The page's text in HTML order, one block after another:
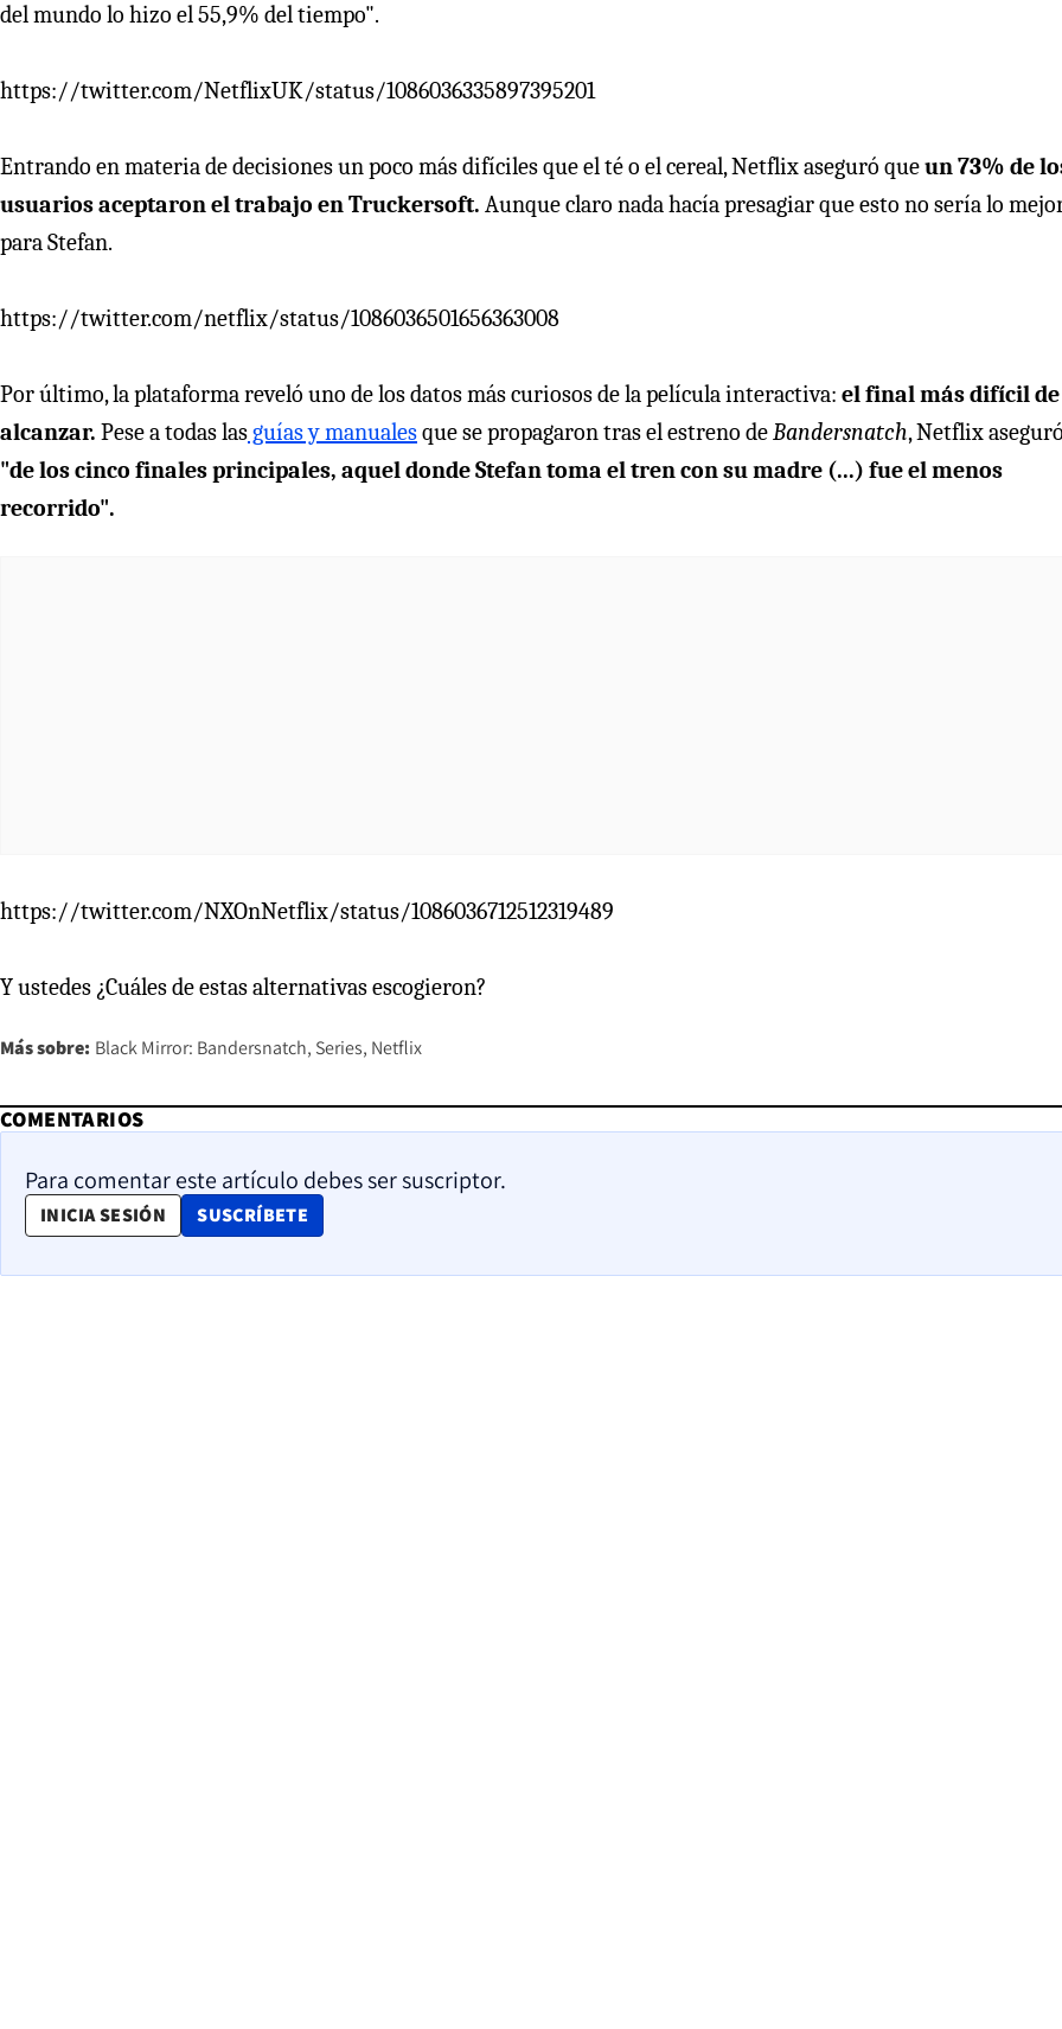
del mundo lo hizo el 55,9% del tiempo".
https://twitter.com/NetflixUK/status/1086036335897395201
Entrando en materia de decisiones un poco más difíciles que el té o el cereal, Netflix aseguró queun 73% de
usuarios aceptaron el trabajo en Truckersoft. Aunque claro nada hacía presagiar que esto no sería lo
para Stefan.
https://twitter.com/netflix/status/1086036501656363008
Por último, la plataforma reveló uno de los datos más curiosos de la película interactiva: el final más difícil de
alcanzar. Pese a todas lasguías y manualesque se propagaron tras el estreno deBandersnatch, Netflix
"de los cinco finales principales, aquel donde Stefan toma el tren con su madre (...) fue el menos
recorrido".
https://twitter.com/NXOnNetflix/status/1086036712512319489
Y ustedes ¿Cuáles de estas alternativas escogieron?
Más sobre: Black Mirror: Bandersnatch Series Netflix
COMENTARIOS
Para comentar este artículo debes ser suscriptor.
INICIA SESIÓN SUSCRÍBETE
OPENS IN NEW WINDOW